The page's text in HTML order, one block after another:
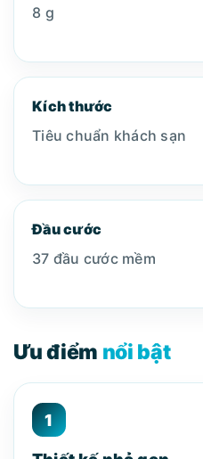
8 g
Kích thước
Tiêu chuẩn khách sạn
Đầu cước
37 đầu cước mềm
Ưu điểm nổi bật
1